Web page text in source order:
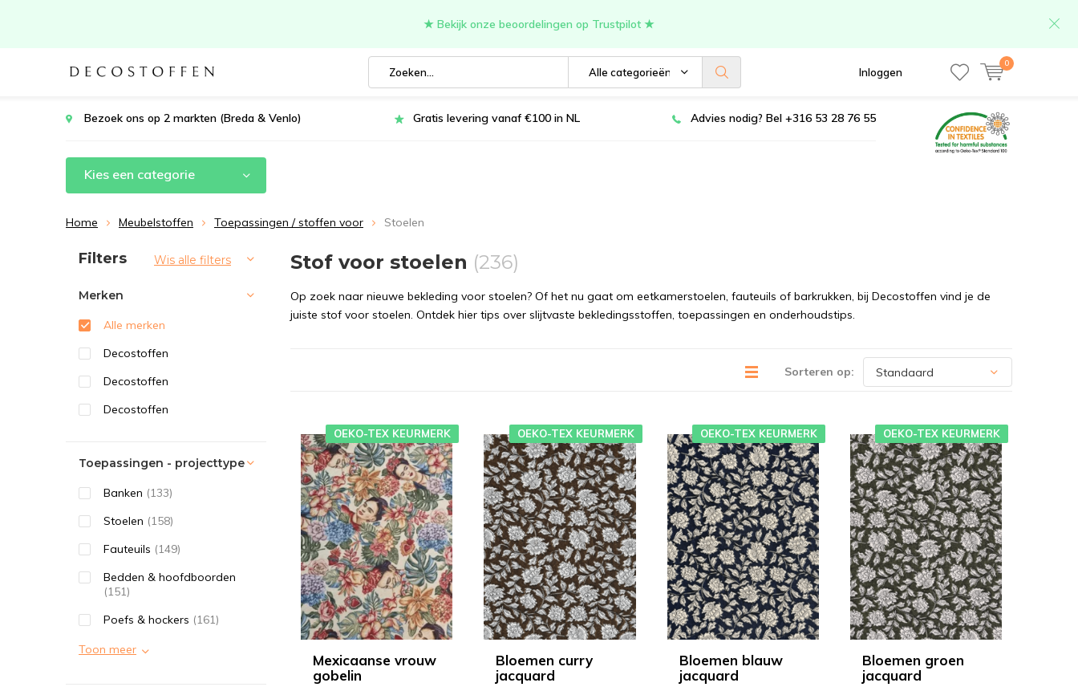
Alle categorieën Inloggen
0
★ Bekijk onze beoordelingen op Trustpilot ★
Bezoek ons op 2 markten (Breda & Venlo) Gratis levering vanaf €100 in NL Advies nodig? Bel +316 53 28 76 55
Kies een categorie
Home Meubelstoffen Toepassingen / stoffen voor Stoelen
Stof voor stoelen (236)
Op zoek naar nieuwe bekleding voor stoelen? Of het nu gaat om eetkamerstoelen, fauteuils of barkrukken, bij Decostoffen vind je de
juiste stof voor stoelen. Ontdek hier tips over slijtvaste bekledingsstoffen, toepassingen en onderhoudstips.
Sorteren op:
Mexicaanse vrouw
gobelin
OEKO-TEX KEURMERK
Bloemen curry
jacquard
OEKO-TEX KEURMERK
Bloemen blauw
jacquard
OEKO-TEX KEURMERK
Bloemen groen
jacquard
OEKO-TEX KEURMERK
Sorteren op:
Filters Wis alle filters
Merken
Alle merken
Decostoffen
Decostoffen
Decostoffen
Toepassingen - projecttype
Banken (133)
Stoelen (158)
Fauteuils (149)
Bedden & hoofdboorden
(151)
Poefs & hockers (161)
Toon meer